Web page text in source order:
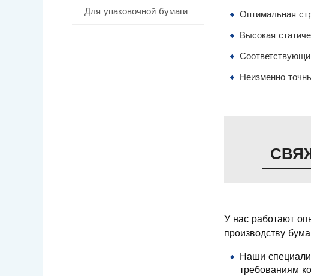
Оптимальная
Высокая
Неизменно
У нас работают
производству
Наши
требованиям
Для упаковочной бумаги